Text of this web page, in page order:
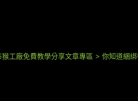
工廠免費教學分享文章專區 > 你知道綑